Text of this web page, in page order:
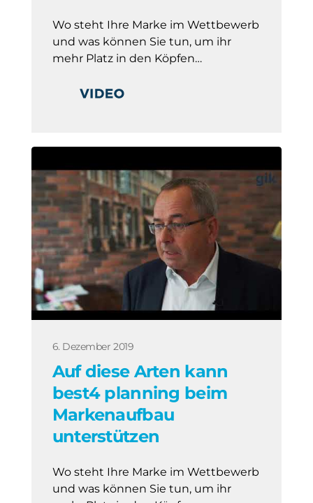
Wo steht Ihre Marke im Wettbewerb
und was können Sie tun, um ihr
mehr Platz in den Köpfen…
6. Dezember 2019
Auf diese Arten kann
best4 planning beim
Markenaufbau
unterstützen
Wo steht Ihre Marke im Wettbewerb
und was können Sie tun, um ihr